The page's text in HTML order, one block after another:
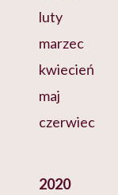
luty
marzec
kwiecień
maj
czerwiec
2020